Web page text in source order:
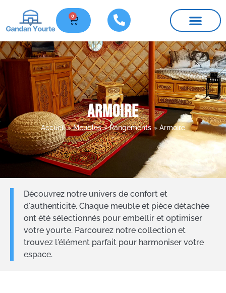
0
Armoire
Accueil»Meubles»Rangements» Armoire
Découvrez notre univers de confort et
d'authenticité. Chaque meuble et pièce détachée
ont été sélectionnés pour embellir et optimiser
votre yourte. Parcourez notre collection et
trouvez l'élément parfait pour harmoniser votre
espace.